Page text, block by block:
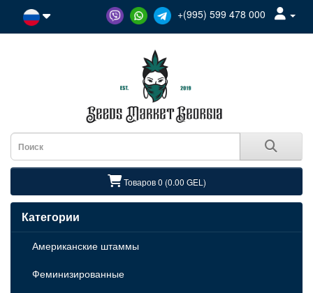
+(995) 599 478 000
Товаров 0 (0.00 GEL)
Категории
Американские штаммы
Феминизированные